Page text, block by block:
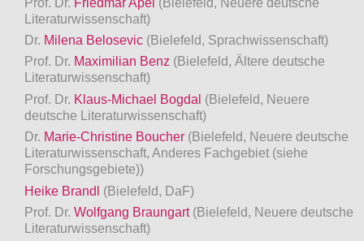
Literaturwissenschaft)
Dr. Milena Belosevic (Bielefeld, Sprachwissenschaft)
Prof. Dr. Maximilian Benz (Bielefeld, Ältere deutsche
Literaturwissenschaft)
Prof. Dr. Klaus-Michael Bogdal (Bielefeld, Neuere
deutsche Literaturwissenschaft)
Dr. Marie-Christine Boucher (Bielefeld, Neuere deutsche
Literaturwissenschaft, Anderes Fachgebiet (siehe
Forschungsgebiete))
Heike Brandl (Bielefeld, DaF)
Prof. Dr. Wolfgang Braungart (Bielefeld, Neuere deutsche
Literaturwissenschaft)